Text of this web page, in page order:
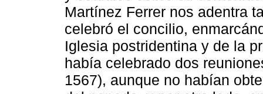
Martínez Ferrer nos adentra
celebró el concilio,
Iglesia postridentina y de la
había celebrado dos
1567), aunque no habían